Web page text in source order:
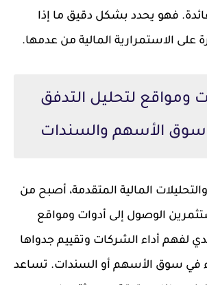
فهو يحدد بشكل دقيق ما إذا
على الاستمرارية المالية من عدمها.
ومواقع لتحليل التدفق
سوق الأسهم والسندات
المالية المتقدمة، أصبح من
الوصول إلى أدوات ومواقع
لفهم أداء الشركات وتقييم جدواها
في سوق الأسهم أو السندات. تساعد